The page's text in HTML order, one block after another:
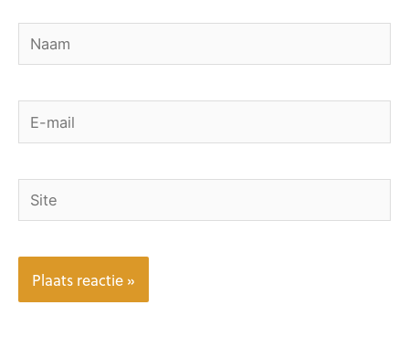
Naam
E-
mail
Site